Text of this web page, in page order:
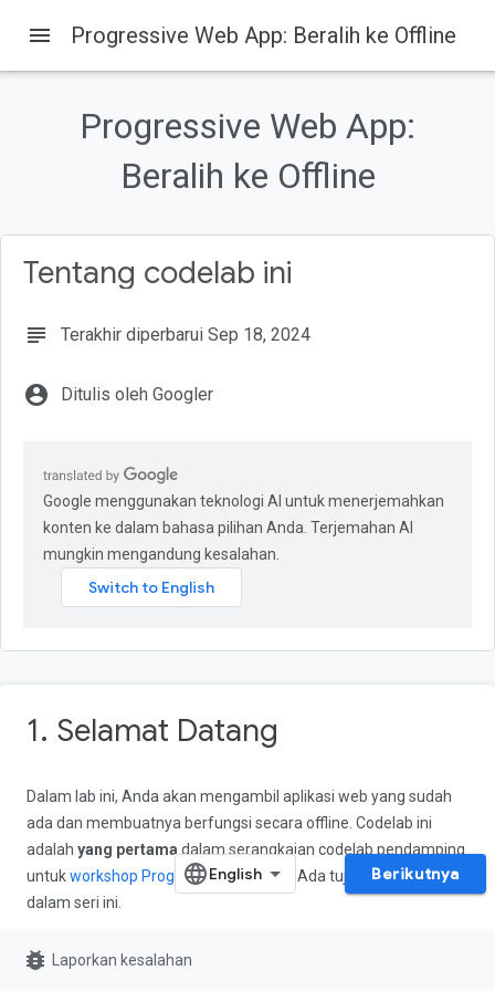
Pada halaman ini
1. Selamat Datang
Yang akan Anda pelajari
2. Memulai Persiapan
menu Progressive Web App: Beralih ke Offline
Progressive Web App:
Beralih ke Offline
Tentang codelab ini
subject Terakhir diperbarui Sep 18, 2024
account_circle Ditulis oleh Googler
Google menggunakan teknologi AI untuk menerjemahkan
konten ke dalam bahasa pilihan Anda. Terjemahan AI
mungkin mengandung kesalahan.
1. Selamat Datang
Dalam lab ini, Anda akan mengambil aplikasi web yang sudah
ada dan membuatnya berfungsi secara offline. Codelab ini
adalah yang pertama dalam serangkaian codelab pendamping
untukworkshop Progressive Web App
. Ada tujuh codelab lagi
dalam seri ini.
Yang akan Anda pelajari
Berikutnya
bug_report Laporkan kesalahan